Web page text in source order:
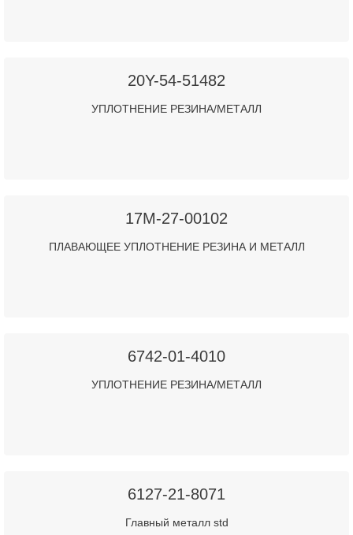
20Y-54-51482
УПЛОТНЕНИЕ РЕЗИНА/МЕТАЛЛ
17M-27-00102
ПЛАВАЮЩЕЕ УПЛОТНЕНИЕ РЕЗИНА И МЕТАЛЛ
6742-01-4010
УПЛОТНЕНИЕ РЕЗИНА/МЕТАЛЛ
6127-21-8071
Главный металл std